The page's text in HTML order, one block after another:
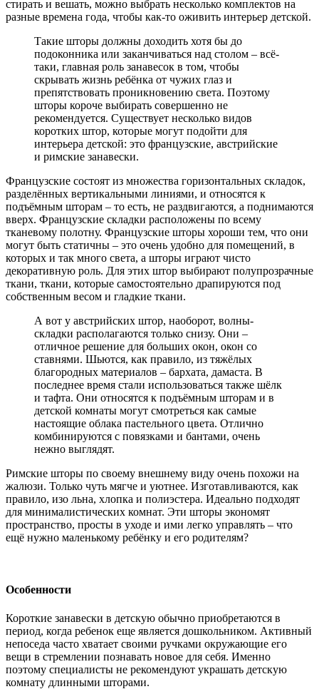
стирать и вешать, можно выбрать несколько комплектов на
разные времена года, чтобы как-то оживить интерьер детской.
Такие шторы должны доходить хотя бы до
подоконника или заканчиваться над столом – всё-
таки, главная роль занавесок в том, чтобы
скрывать жизнь ребёнка от чужих глаз и
препятствовать проникновению света. Поэтому
шторы короче выбирать совершенно не
рекомендуется. Существует несколько видов
коротких штор, которые могут подойти для
интерьера детской: это французские, австрийские
и римские занавески.
Французские состоят из множества горизонтальных складок,
разделённых вертикальными линиями, и относятся к
подъёмным шторам – то есть, не раздвигаются, а поднимаются
вверх. Французские складки расположены по всему
тканевому полотну. Французские шторы хороши тем, что они
могут быть статичны – это очень удобно для помещений, в
которых и так много света, а шторы играют чисто
декоративную роль. Для этих штор выбирают полупрозрачные
ткани, ткани, которые самостоятельно драпируются под
собственным весом и гладкие ткани.
А вот у австрийских штор, наоборот, волны-
складки располагаются только снизу. Они –
отличное решение для больших окон, окон со
ставнями. Шьются, как правило, из тяжёлых
благородных материалов – бархата, дамаста. В
последнее время стали использоваться также шёлк
и тафта. Они относятся к подъёмным шторам и в
детской комнаты могут смотреться как самые
настоящие облака пастельного цвета. Отлично
комбинируются с повязками и бантами, очень
нежно выглядят.
Римские шторы по своему внешнему виду очень похожи на
жалюзи. Только чуть мягче и уютнее. Изготавливаются, как
правило, изо льна, хлопка и полиэстера. Идеально подходят
для минималистических комнат. Эти шторы экономят
пространство, просты в уходе и ими легко управлять – что
ещё нужно маленькому ребёнку и его родителям?
Особенности
Короткие занавески в детскую обычно приобретаются в
период, когда ребенок еще является дошкольником. Активный
непоседа часто хватает своими ручками окружающие его
вещи в стремлении познавать новое для себя. Именно
поэтому специалисты не рекомендуют украшать детскую
комнату длинными шторами.